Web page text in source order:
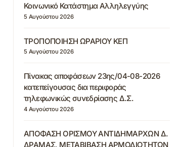
Κοινωνικό Κατάστημα Αλληλεγγύης
5 Αυγούστου 2026
ΤΡΟΠΟΠΟΙΗΣΗ ΩΡΑΡΙΟΥ ΚΕΠ
5 Αυγούστου 2026
Πίνακας αποφάσεων 23ης/04-08-2026
κατεπείγουσας δια περιφοράς
τηλεφωνικώς συνεδρίασης Δ.Σ.
4 Αυγούστου 2026
ΑΠΟΦΑΣΗ ΟΡΙΣΜΟΥ ΑΝΤΙΔΗΜΑΡΧΩΝ Δ.
ΔΡΑΜΑΣ, ΜΕΤΑΒΙΒΑΣΗ ΑΡΜΟΔΙΟΤΗΤΩΝ